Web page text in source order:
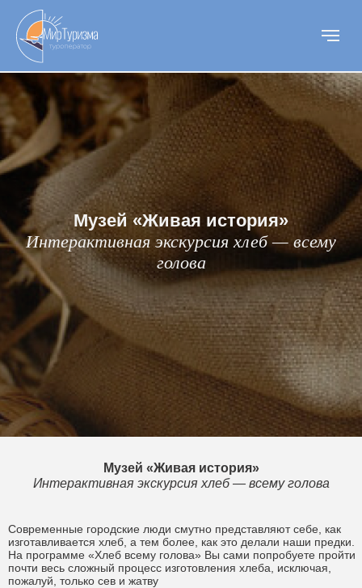
Музей «Живая история»
Интерактивная экскурсия хлеб — всему
голова
Музей «Живая история»
Интерактивная экскурсия хлеб — всему голова
Современные городские люди смутно представляют себе, как
изготавливается хлеб, а тем более, как это делали наши предки.
На программе «Хлеб всему голова» Вы сами попробуете пройти
почти весь сложный процесс изготовления хлеба, исключая,
пожалуй, только сев и жатву